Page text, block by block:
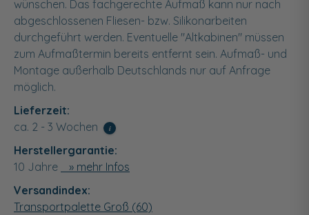
wünschen. Das fachgerechte Aufmaß kann nur nach
abgeschlossenen Fliesen- bzw. Silikonarbeiten
durchgeführt werden. Eventuelle "Altkabinen" müssen
zum Aufmaßtermin bereits entfernt sein. Aufmaß- und
Montage außerhalb Deutschlands nur auf Anfrage
möglich.
Lieferzeit:
ca. 2 - 3 Wochen
i
Herstellergarantie:
10 Jahre
» mehr Infos
Versandindex:
Transportpalette Groß (60)